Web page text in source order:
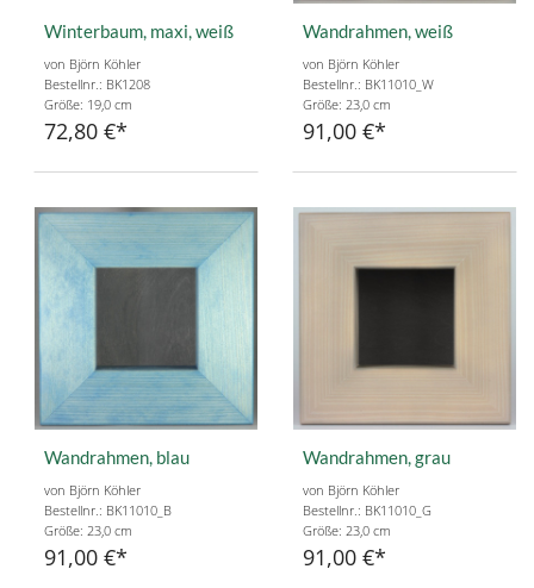
Winterbaum, maxi, weiß
von Björn Köhler
Bestellnr.: BK1208
Größe: 19,0 cm
72,80 €
Wandrahmen, weiß
von Björn Köhler
Bestellnr.: BK11010_W
Größe: 23,0 cm
91,00 €
Wandrahmen, blau
von Björn Köhler
Bestellnr.: BK11010_B
Größe: 23,0 cm
91,00 €
Wandrahmen, grau
von Björn Köhler
Bestellnr.: BK11010_G
Größe: 23,0 cm
91,00 €